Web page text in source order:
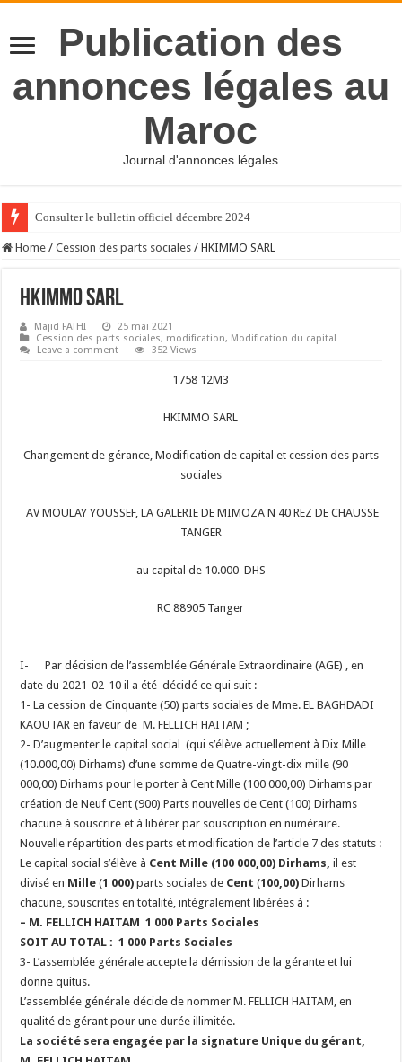
Publication des
annonces légales au
Maroc
Journal d'annonces légales
Consulter le bulletin officiel décembre 2024
Home / Cession des parts sociales / HKIMMO SARL
HKIMMO SARL
Majid FATHI
25 mai 2021
Cession des parts sociales, modification, Modification du capital
Leave a comment
352 Views
1758 12M3
HKIMMO SARL
Changement de gérance, Modification de capital et cession des parts
sociales
AV MOULAY YOUSSEF, LA GALERIE DE MIMOZA N 40 REZ DE CHAUSSE
TANGER
au capital de 10.000 DHS
RC 88905 Tanger
I- Par décision de l’assemblée Générale Extraordinaire (AGE) , en
date du 2021-02-10 il a été décidé ce qui suit :
1- La cession de Cinquante (50) parts sociales de Mme. EL BAGHDADI
KAOUTAR en faveur de M. FELLICH HAITAM ;
2- D’augmenter le capital social (qui s’élève actuellement à Dix Mille
(10.000,00) Dirhams) d’une somme de Quatre-vingt-dix mille (90
000,00) Dirhams pour le porter à Cent Mille (100 000,00) Dirhams par
création de Neuf Cent (900) Parts nouvelles de Cent (100) Dirhams
chacune à souscrire et à libérer par souscription en numéraire.
Nouvelle répartition des parts et modification de l’article 7 des statuts :
Le capital social s’élève à Cent Mille (100 000,00) Dirhams, il est
divisé en Mille(1 000) parts sociales de Cent(100,00) Dirhams
chacune, souscrites en totalité, intégralement libérées à :
– M. FELLICH HAITAM1 000 Parts Sociales
SOIT AU TOTAL :1 000 Parts Sociales
3-L’assemblée générale accepte la démission de la gérante et lui
donne quitus.
L’assemblée générale décide de nommer M. FELLICH HAITAM, en
qualité de gérant pour une durée illimitée.
La société sera engagée par la signature Unique du gérant,